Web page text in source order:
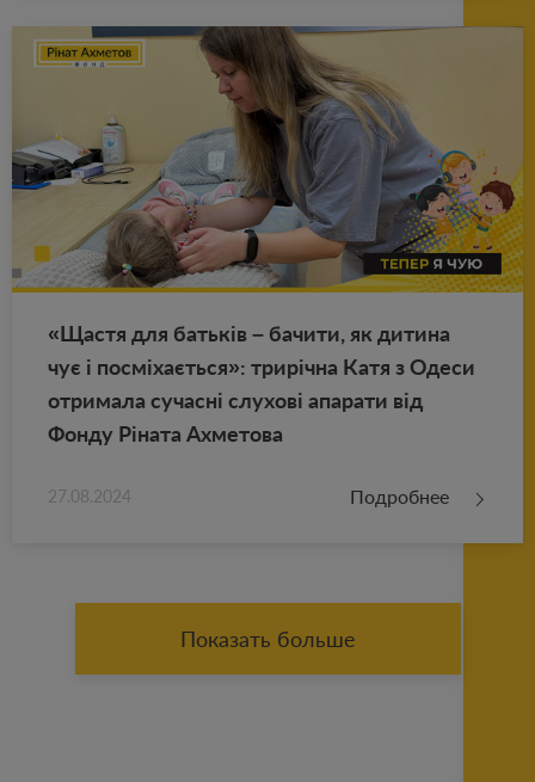
«Щастя для батьків – ба­чи­ти, як ди­ти­на
чує і посміхається»: трирічна Катя з Одеси
от­ри­ма­ла су­часні слу­хові апа­ра­ти від
Фонду Ріната Ах­ме­то­ва
27.08.2024 Подробнее
Показать больше